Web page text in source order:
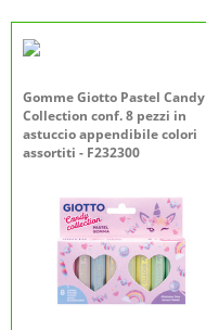
Gomme Giotto Pastel Candy
Collection conf. 8 pezzi in
astuccio appendibile colori
assortiti - F232300